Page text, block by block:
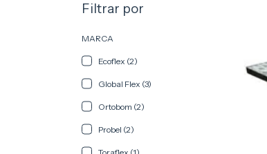
Filtrar por
MARCA
Ecoflex (2)
Global Flex (3)
Ortobom (2)
Probel (2)